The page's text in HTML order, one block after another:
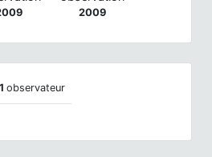
2009
1 observateur